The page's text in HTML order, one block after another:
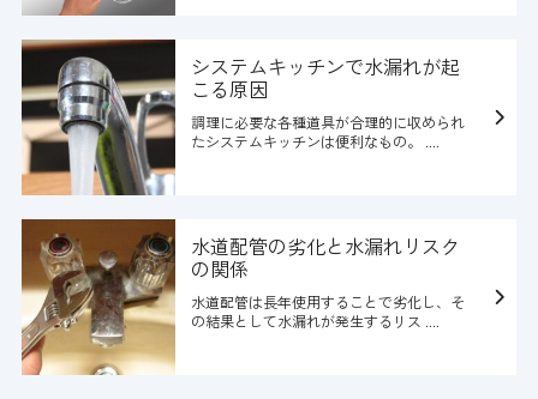
システムキッチンで水漏れが起
こる原因
調理に必要な各種道具が合理的に収められ
たシステムキッチンは便利なもの。 ....
水道配管の劣化と水漏れリスク
の関係
水道配管は長年使用することで劣化し、そ
の結果として水漏れが発生するリス ....